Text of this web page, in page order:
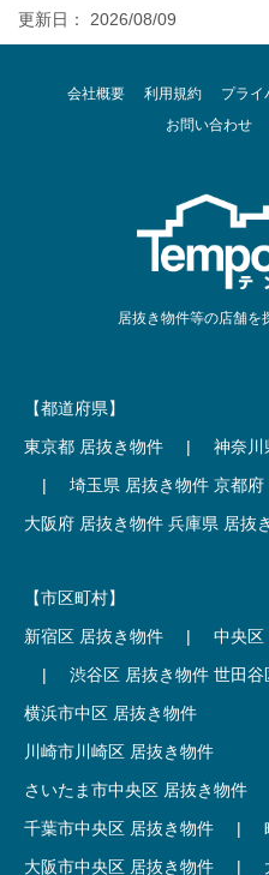
更新日： 2026/08/09
会社概要 利用規約 プライ
お問い合わせ
居抜き物件等の店舗を
【都道府県】
東京都 居抜き物件
| 神奈川
|
埼玉県 居抜き物件 京都府
大阪府 居抜き物件 兵庫県 居抜
【市区町村】
新宿区 居抜き物件
| 中央区
|
渋谷区 居抜き物件 世田谷
横浜市中区 居抜き物件
川崎市川崎区 居抜き物件
さいたま市中央区 居抜き物件
千葉市中央区 居抜き物件
|
大阪市中央区 居抜き物件
|